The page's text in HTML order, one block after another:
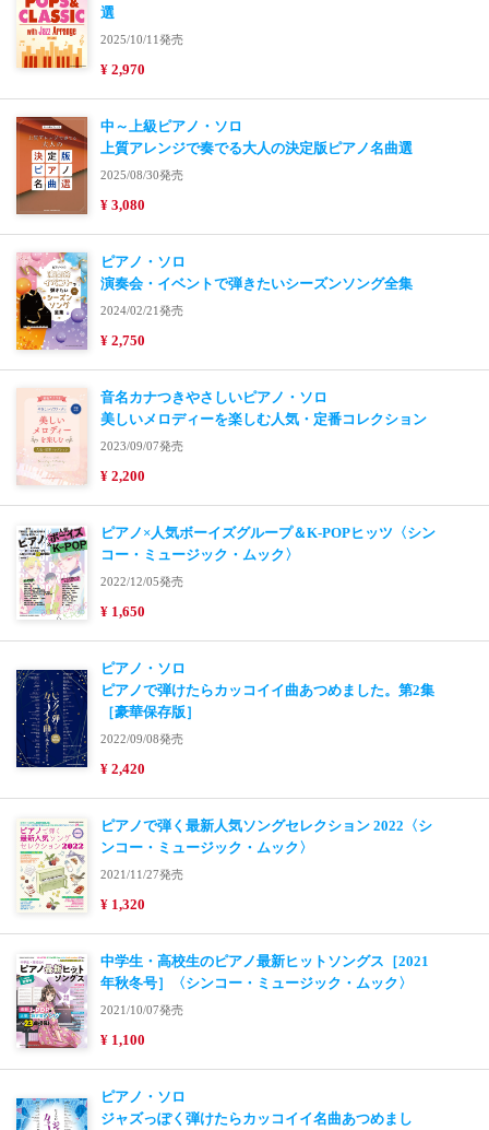
選
2025/10/11発売
¥ 2,970
中～上級ピアノ・ソロ
上質アレンジで奏でる大人の決定版ピアノ名曲選
2025/08/30発売
¥ 3,080
ピアノ・ソロ
演奏会・イベントで弾きたいシーズンソング全集
2024/02/21発売
¥ 2,750
音名カナつきやさしいピアノ・ソロ
美しいメロディーを楽しむ人気・定番コレクション
2023/09/07発売
¥ 2,200
ピアノ×人気ボーイズグループ＆K-POPヒッツ〈シン
コー・ミュージック・ムック〉
2022/12/05発売
¥ 1,650
ピアノ・ソロ
ピアノで弾けたらカッコイイ曲あつめました。第2集
［豪華保存版］
2022/09/08発売
¥ 2,420
ピアノで弾く最新人気ソングセレクション 2022〈シ
ンコー・ミュージック・ムック〉
2021/11/27発売
¥ 1,320
中学生・高校生のピアノ最新ヒットソングス［2021
年秋冬号］〈シンコー・ミュージック・ムック〉
2021/10/07発売
¥ 1,100
ピアノ・ソロ
ジャズっぽく弾けたらカッコイイ名曲あつめまし